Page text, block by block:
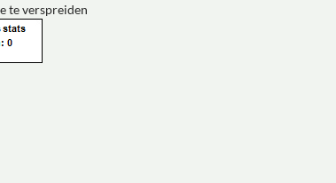
te verspreiden